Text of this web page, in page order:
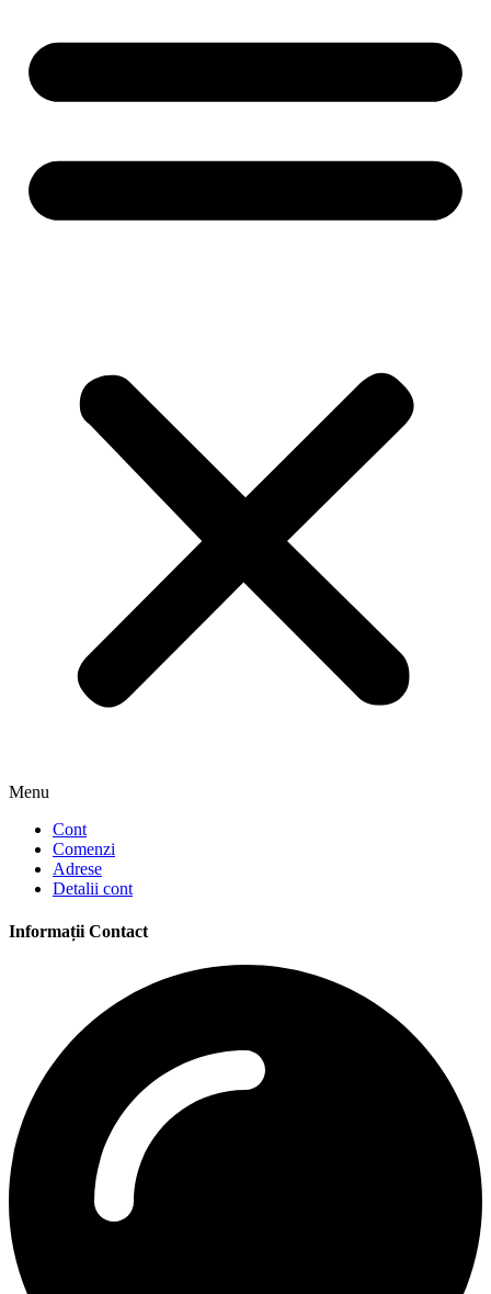
Menu
Cont
Comenzi
Adrese
Detalii cont
Informații Contact